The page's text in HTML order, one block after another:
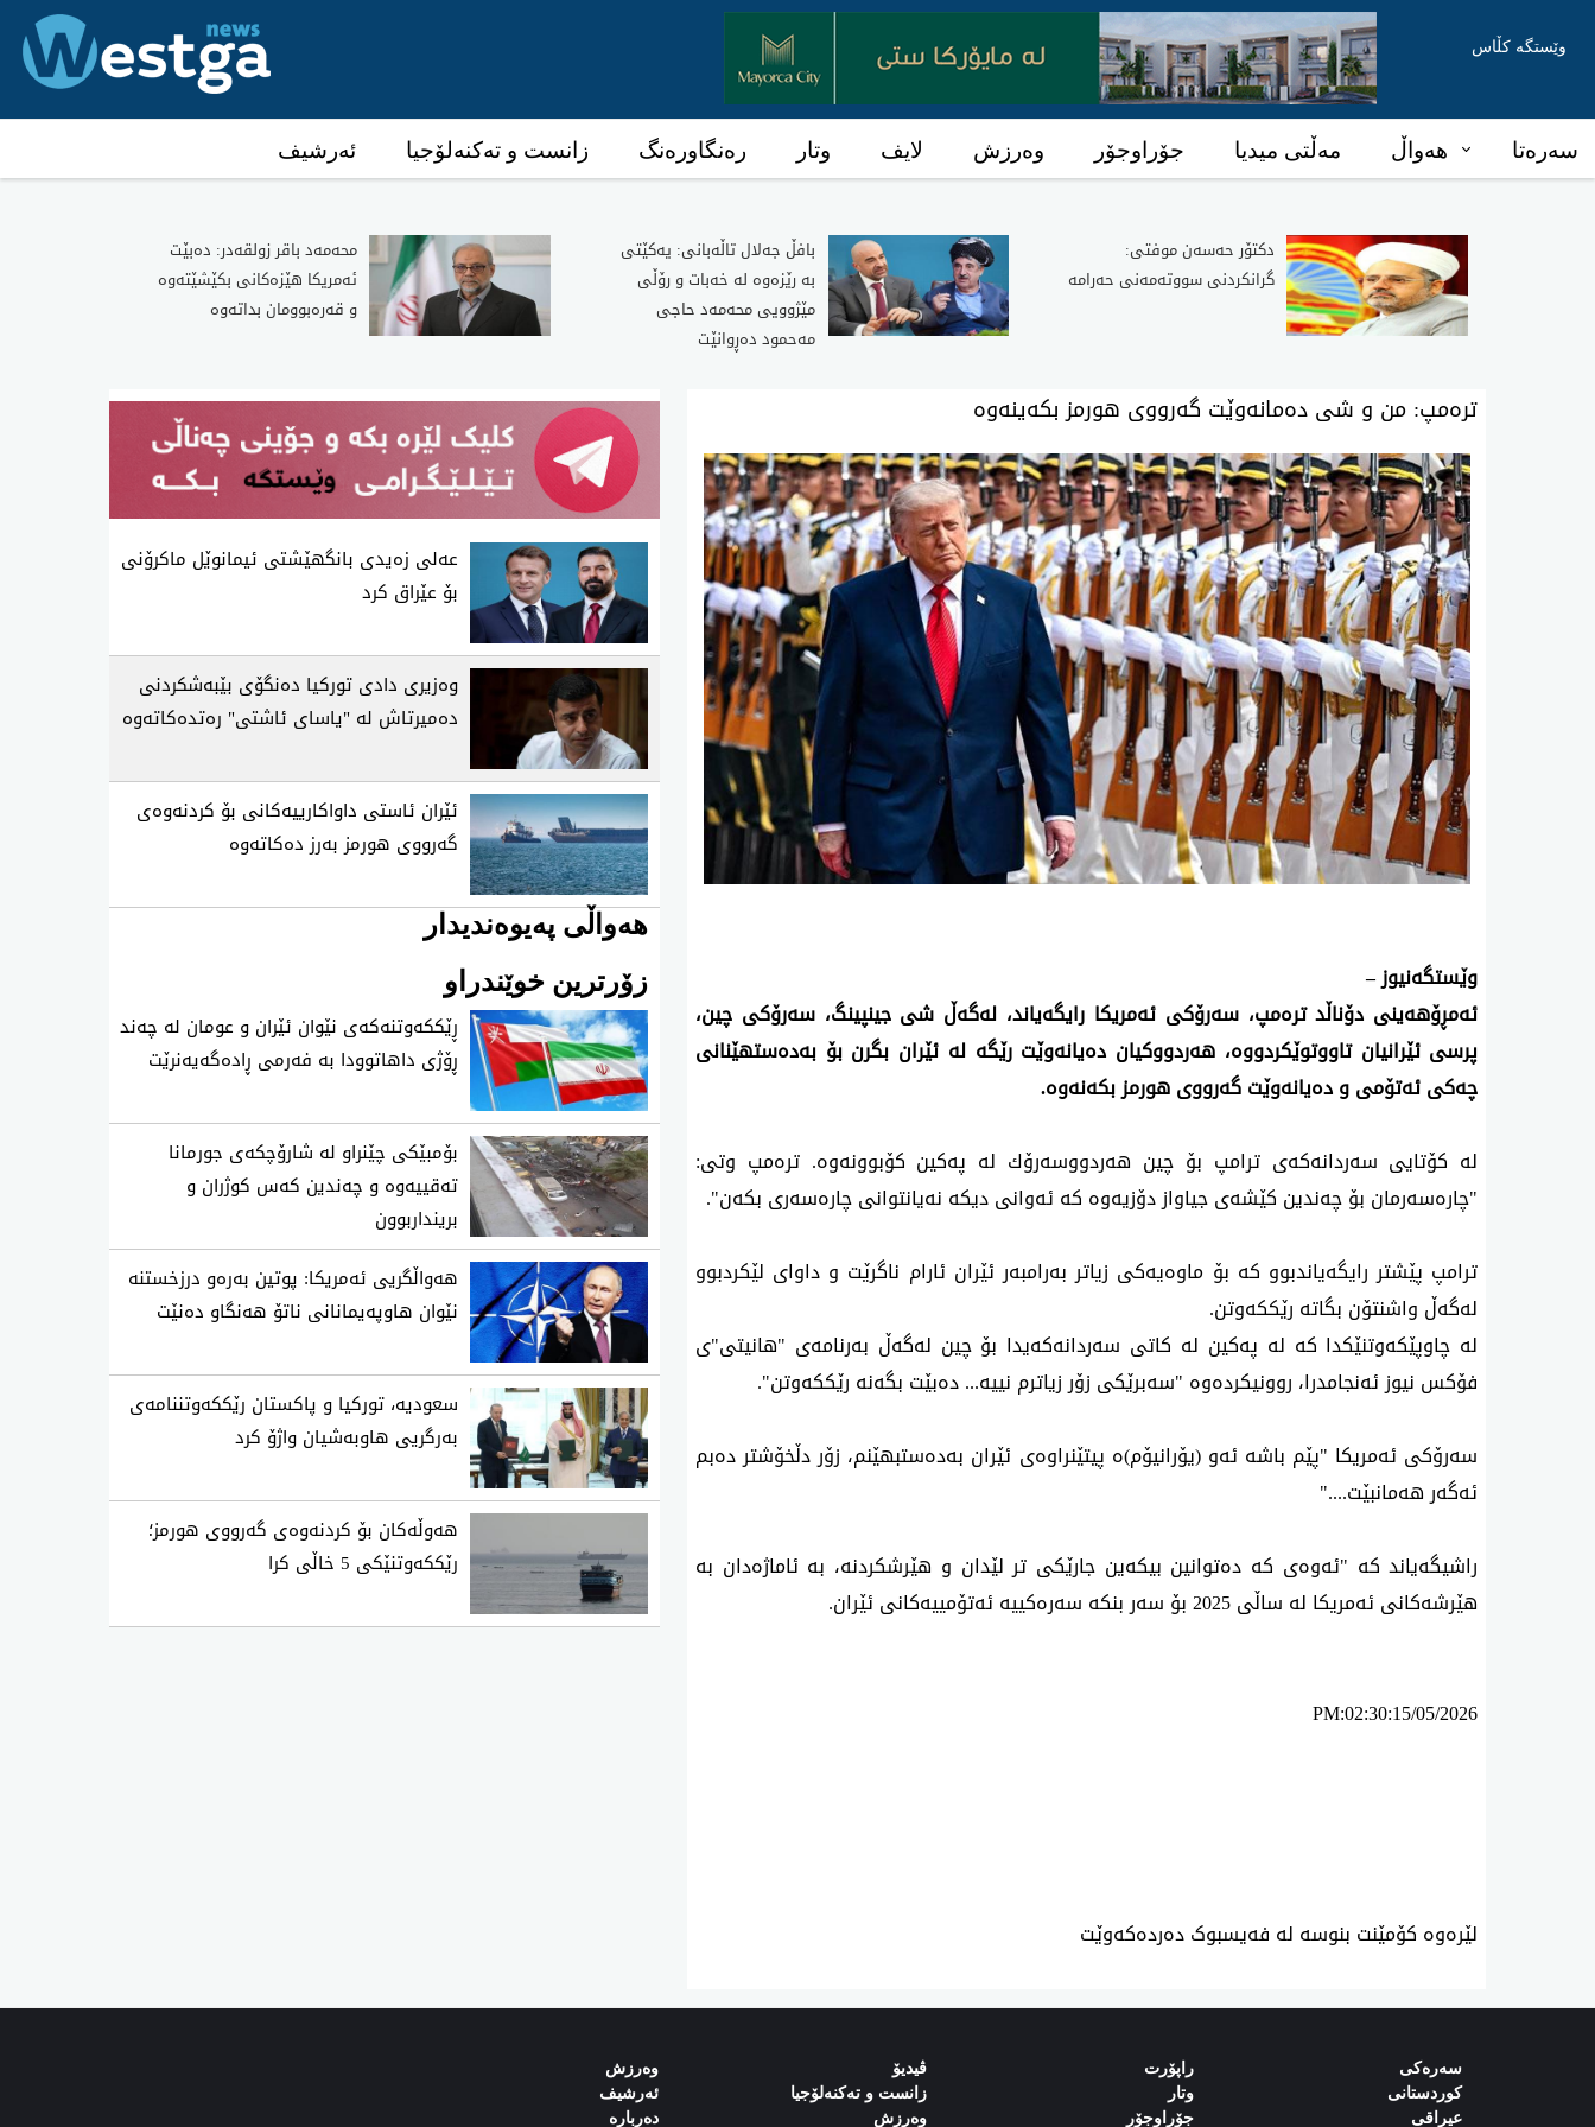
وێستگە کڵاس
سەرەتا هەواڵ مەڵتی میدیا جۆراوجۆر وەرزش لایف وتار رەنگاورەنگ زانست و تەکنەلۆجیا ئەرشیف
دکتۆر حەسەن موفتی:
گرانکردنی سووتەمەنی حەرامە
بافڵ جەلال تاڵەبانی: یەکێتی
بە رێزەوە لە خەبات و رۆڵی
مێژوویی محەمەد حاجی
مەحمود دەڕوانێت
محەمەد باقر زولقەدر: دەبێت
ئەمریکا هێزەکانی بکێشێتەوە
و قەرەبوومان بداتەوە
تره‌مپ: من و شی ده‌مانه‌وێت گه‌رووی هورمز بكه‌ینه‌وه‌
وێستگه‌نیوز –
ئه‌مڕۆهه‌ینی‌ دۆناڵد تره‌مپ، سه‌رۆكی ئه‌مریكا رایگه‌یاند، له‌گه‌ڵ شی جینپینگ، سه‌رۆكی چین،
پرسی ئێرانیان تاووتوێكردووه‌، هه‌ردووكیان ده‌یانه‌وێت رێگه‌ له‌ ئێران بگرن بۆ به‌ده‌ستهێنانی
چه‌كی ئه‌تۆمی و ده‌یانه‌وێت گه‌رووی هورمز بكه‌نه‌وه‌.
له‌ كۆتایی سه‌ردانه‌كه‌ی ترامپ بۆ چین هه‌ردووسه‌رۆك له‌ په‌كین كۆبوونه‌وه‌. تره‌مپ وتی:
"چاره‌سه‌رمان بۆ چه‌ندین كێشه‌ی جیاواز دۆزیه‌وه‌ كه‌ ئه‌وانی دیكه‌ نه‌یانتوانی چاره‌سه‌ری بكه‌ن".
ترامپ پێشتر رایگه‌یاندبوو كه‌ بۆ ماوه‌یه‌كی زیاتر به‌رامبه‌ر ئێران ئارام ناگرێت و داوای لێكردبوو
له‌گه‌ڵ واشنتۆن بگاته‌ رێككه‌وتن.
له‌ چاوپێكه‌وتنێكدا كه‌ له‌ په‌كین له‌ كاتی سه‌ردانه‌كه‌یدا بۆ چین له‌گه‌ڵ به‌رنامه‌ی "هانیتی"ی
فۆكس نیوز ئه‌نجامدرا، روونیكرده‌وه‌ "سه‌برێكی زۆر زیاترم نییه‌... ده‌بێت بگه‌نه‌ رێككه‌وتن".
سه‌رۆكی ئه‌مریكا "پێم باشه‌ ئه‌و (یۆرانیۆم)ه‌ پیتێنراوه‌ی‌ ئێران به‌ده‌ستبهێنم، زۆر دڵخۆشتر ده‌بم
ئه‌گه‌ر هه‌مانبێت...."
راشیگه‌یاند كه‌ "ئه‌وه‌ی كه‌ ده‌توانین بیكه‌ین جارێكی تر لێدان و هێرشكردنه‌، به‌ ئاماژه‌دان به‌
هێرشه‌كانی ئه‌مریكا له‌ ساڵی 2025 بۆ سه‌ر بنكه‌ سه‌ره‌كییه‌ ئه‌تۆمییه‌كانی ئێران.
PM:02:30:15/05/2026
لێرەوە کۆمێنت بنوسە لە فەیسبوک دەردەکەوێت
عەلی زەیدی بانگهێشتی ئیمانوێل ماکرۆنی
بۆ عێراق کرد
وەزیری دادی تورکیا دەنگۆی بێبەشکردنی
دەمیرتاش لە "یاسای ئاشتی" رەتدەکاتەوە
ئێران ئاستی‌ داواكارییه‌كانی‌ بۆ كردنه‌وه‌ی‌
گه‌رووی هورمز به‌رز ده‌كاته‌وه‌
هەواڵی پەیوەندیدار
زۆرترین خوێندراو
ڕێککەوتنەکەی نێوان ئێران و عومان لە چەند
ڕۆژی داهاتوودا بە فەرمی ڕادەگەیەنرێت
بۆمبێکی چێنراو لە شارۆچکەی جورمانا
تەقییەوە و چەندین کەس کوژران و
برینداربوون
هەواڵگریی ئەمریکا: پوتین بەرەو درزخستنە
نێوان هاوپەیمانانی ناتۆ هەنگاو دەنێت
سعودیه‌، توركیا و پاكستان رێككه‌وتننامه‌ی
به‌رگریی هاوبه‌شیان واژۆ كرد
هەوڵەکان بۆ کردنەوەی گەرووی هورمز؛
رێککەوتنێکی 5 خاڵی کرا
سەرەکی
کوردستانی
‌‌عیراقی‌
راپۆرت
وتار
جۆراوجۆر
ڤیدیۆ
زانست و تەکنەلۆجیا
وەرزش
وەرزش‌
ئەرشیف
دەربارە‌